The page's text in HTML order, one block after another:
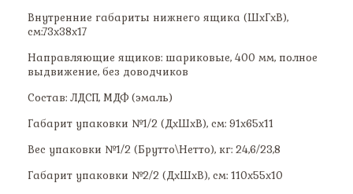
Внутренние габариты нижнего ящика (ШхГхВ),
см:73х38х17
Направляющие ящиков: шариковые, 400 мм, полное
выдвижение, без доводчиков
Состав: ЛДСП, МДФ (эмаль)
Габарит упаковки №1/2 (ДхШхВ), см: 91х65х11
Вес упаковки №1/2 (Брутто\Нетто), кг: 24,6/23,8
Габарит упаковки №2/2 (ДхШхВ), см: 110х55х10